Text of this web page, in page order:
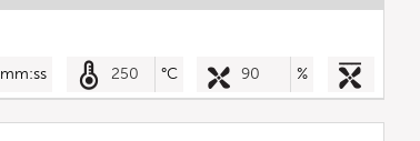
mm:ss 250 °C 90 %